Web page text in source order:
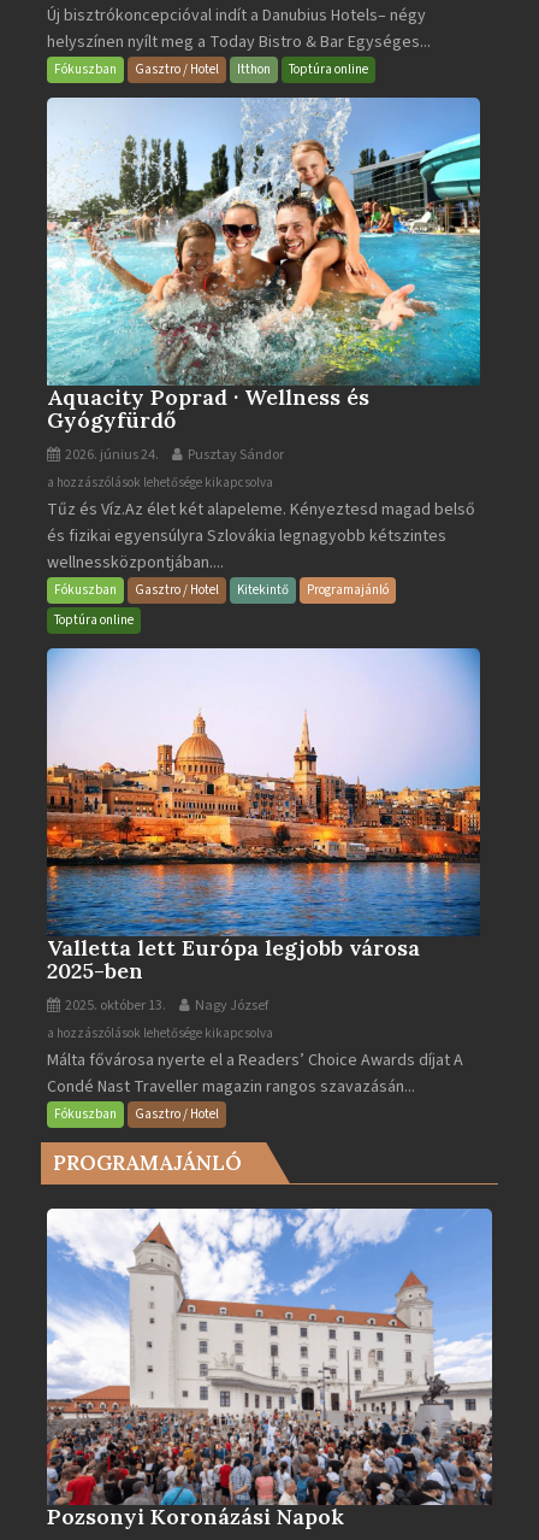
Bistro
&
Bar
bejegyzéshez
Új bisztrókoncepcióval indít a Danubius Hotels– négy
helyszínen nyílt meg a Today Bistro & Bar Egységes...
Fókuszban Gasztro / Hotel Itthon Toptúra online
Aquacity Poprad · Wellness és
Gyógyfürdő
2026. június 24. Pusztay Sándor
Aquacity
Poprad
·
Wellness
és
Gyógyfürdő
a hozzászólások lehetősége kikapcsolva
Tűz és Víz.Az élet két alapeleme. Kényeztesd magad belső
és fizikai egyensúlyra Szlovákia legnagyobb kétszintes
wellnessközpontjában....
Fókuszban Gasztro / Hotel Kitekintő
Programajánló
Toptúra online
Valletta lett Európa legjobb városa
2025-ben
2025. október 13. Nagy József
Valletta
lett
Európa
legjobb
városa
2025-
bejegyzéshez
a hozzászólások lehetősége kikapcsolva
Málta fővárosa nyerte el a Readers’ Choice Awards díjat A
Condé Nast Traveller magazin rangos szavazásán...
Fókuszban Gasztro / Hotel
PROGRAMAJÁNLÓ
Pozsonyi Koronázási Napok